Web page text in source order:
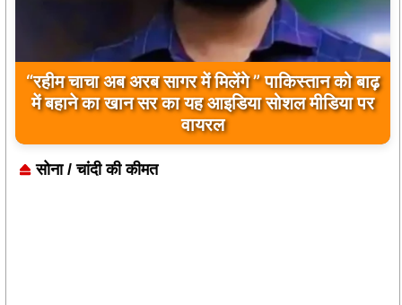
बिलावल भुट्टो द्वारा सिंधु नदी और भारत को लेकर दिए गए
बयान पर भारत के केंद्रीय मंत्रियों की कड़ी प्रतिक्रिया
सोना / चांदी की कीमत